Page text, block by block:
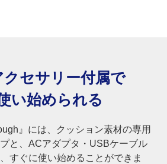
クセサリー付属で
い始められる
』には、クッション素材の専用
と、ACアダプタ・USBケーブル
すぐに使い始めることができま